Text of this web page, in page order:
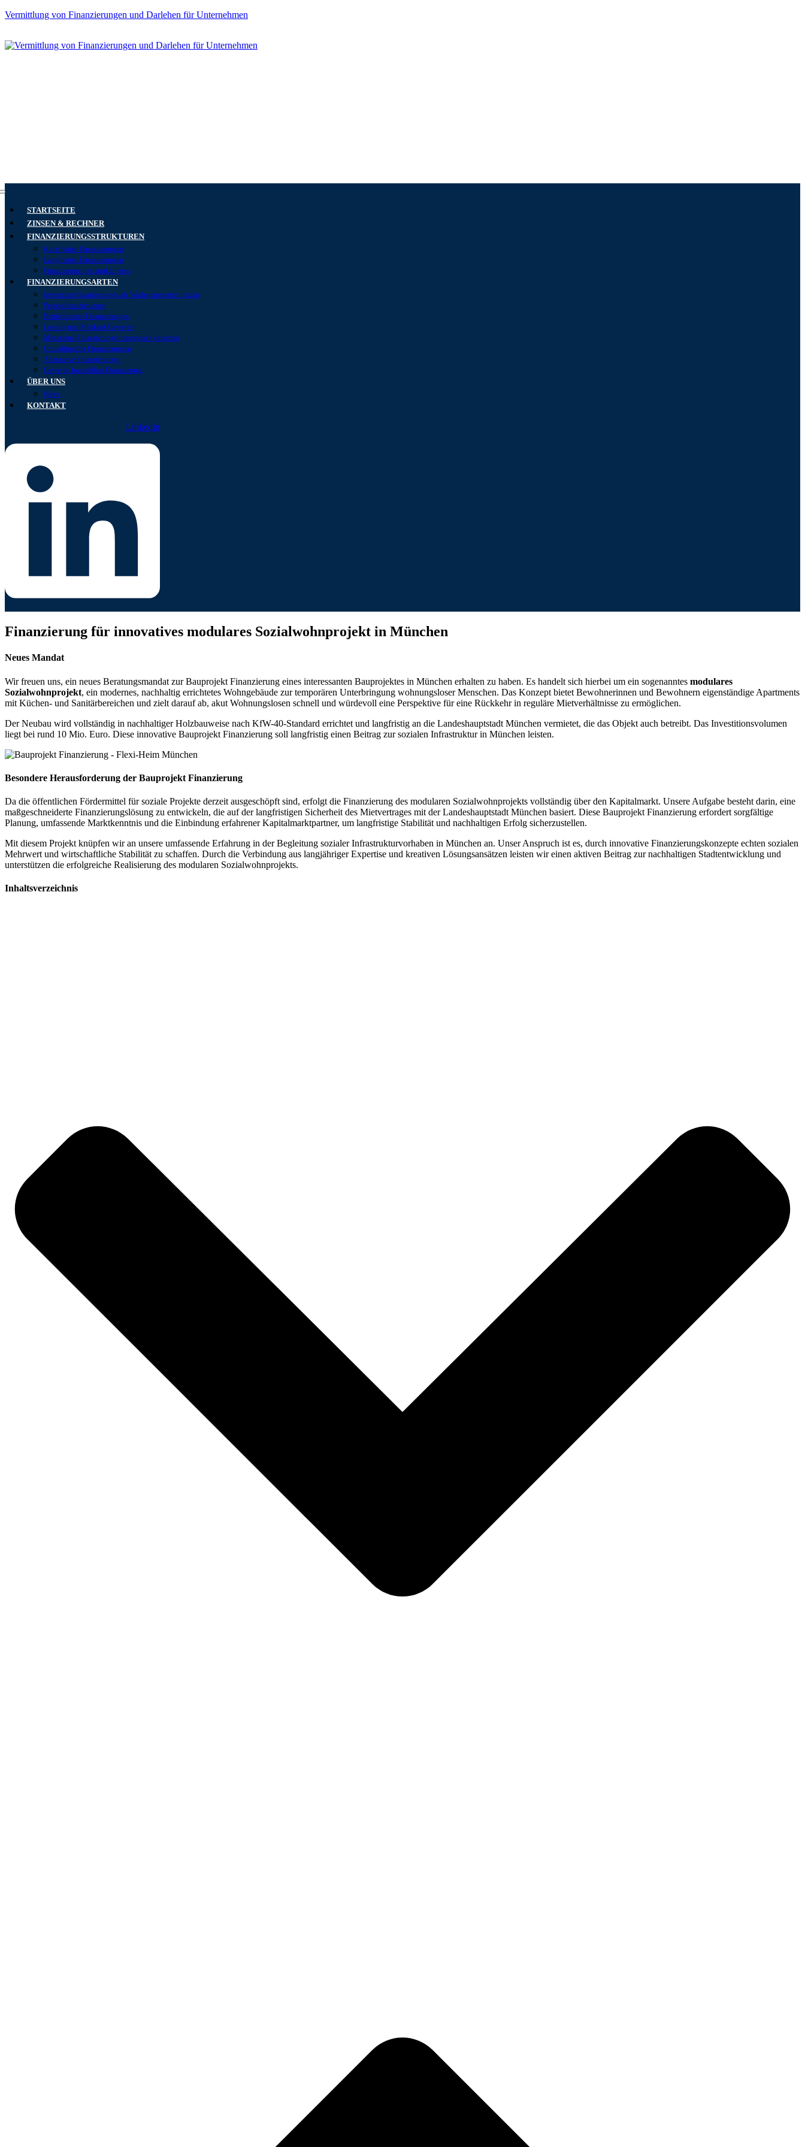
Vermittlung von Finanzierungen und Darlehen für Unternehmen
STARTSEITE
ZINSEN & RECHNER
FINANZIERUNGSSTRUKTUREN
Kurzfristige Finanzierungen
Langfristige Finanzierungen
Finanzierung neu strukturieren
FINANZIERUNGSARTEN
Investitionsfinanzierungen als Wachstumsmotor nutzen
Projektfinanzierungen
Betriebsmittel-Finanzierungen
Leasing und Mietkauf Gewerbe
Mezzanine-Finanzierungen strategisch einsetzen
Crowdfunding Finanzierungen
Alternative Finanzierungen
Gewerbe Immobilien Finanzierung
ÜBER UNS
News
KONTAKT
Linkedin
Finanzierung für innovatives modulares Sozialwohnprojekt in München
Neues Mandat
Wir freuen uns, ein neues Beratungsmandat zur Bauprojekt Finanzierung eines interessanten Bauprojektes in München erhalten zu haben. Es handelt sich hierbei um ein sogenanntes modulares
Sozialwohnprojekt, ein modernes, nachhaltig errichtetes Wohngebäude zur temporären Unterbringung wohnungsloser Menschen. Das Konzept bietet Bewohnerinnen und Bewohnern eigenständige Apartments
mit Küchen- und Sanitärbereichen und zielt darauf ab, akut Wohnungslosen schnell und würdevoll eine Perspektive für eine Rückkehr in reguläre Mietverhältnisse zu ermöglichen.
Der Neubau wird vollständig in nachhaltiger Holzbauweise nach KfW-40-Standard errichtet und langfristig an die Landeshauptstadt München vermietet, die das Objekt auch betreibt. Das Investitionsvolumen
liegt bei rund 10 Mio. Euro. Diese innovative Bauprojekt Finanzierung soll langfristig einen Beitrag zur sozialen Infrastruktur in München leisten.
Besondere Herausforderung der Bauprojekt Finanzierung
Da die öffentlichen Fördermittel für soziale Projekte derzeit ausgeschöpft sind, erfolgt die Finanzierung des modularen Sozialwohnprojekts vollständig über den Kapitalmarkt. Unsere Aufgabe besteht darin, eine
maßgeschneiderte Finanzierungslösung zu entwickeln, die auf der langfristigen Sicherheit des Mietvertrages mit der Landeshauptstadt München basiert. Diese Bauprojekt Finanzierung erfordert sorgfältige
Planung, umfassende Marktkenntnis und die Einbindung erfahrener Kapitalmarktpartner, um langfristige Stabilität und nachhaltigen Erfolg sicherzustellen.
Mit diesem Projekt knüpfen wir an unsere umfassende Erfahrung in der Begleitung sozialer Infrastrukturvorhaben in München an. Unser Anspruch ist es, durch innovative Finanzierungskonzepte echten sozialen
Mehrwert und wirtschaftliche Stabilität zu schaffen. Durch die Verbindung aus langjähriger Expertise und kreativen Lösungsansätzen leisten wir einen aktiven Beitrag zur nachhaltigen Stadtentwicklung und
unterstützen die erfolgreiche Realisierung des modularen Sozialwohnprojekts.
Inhaltsverzeichnis